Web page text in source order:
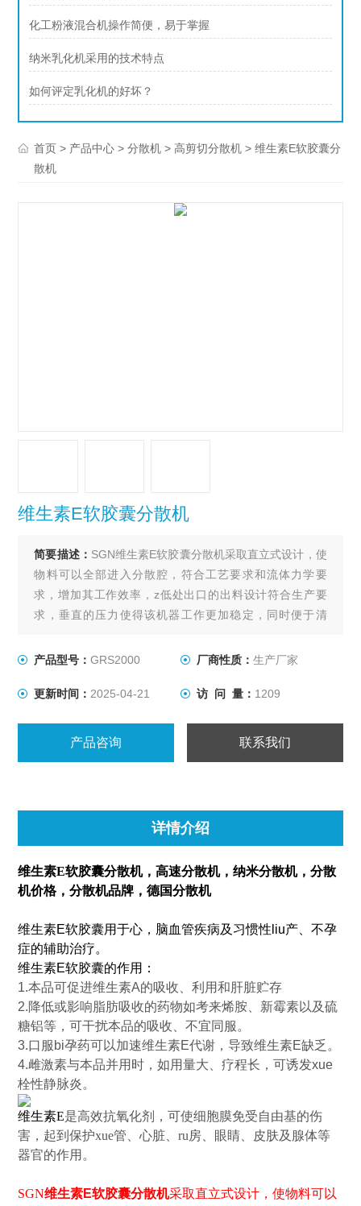
化工粉液混合机操作简便，易于掌握
纳米乳化机采用的技术特点
如何评定乳化机的好坏？
首页 > 产品中心 >分散机 >高剪切分散机 > 维生素E软胶囊分
散机
维生素E软胶囊分散机
简要描述： SGN维生素E软胶囊分散机采取直立式设计，使
物料可以全部进入分散腔，符合工艺要求和流体力学要
求，增加其工作效率，z低处出口的出料设计符合生产要
求，垂直的压力使得该机器工作更加稳定，同时便于清
产品型号：GRS2000 厂商性质： 生产厂家
更新时间： 2025-04-21 访 问 量： 1209
产品咨询 联系我们
详情介绍
维生素E软胶囊分散机，高速分散机，纳米分散机，分散
机价格，分散机品牌，德国分散机
维生素E软胶囊用于心，脑血管疾病及习惯性liu产、不孕
症的辅助治疗。
维生素E软胶囊的作用：
1.本品可促进维生素A的吸收、利用和肝脏贮存
2.降低或影响脂肪吸收的药物如考来烯胺、新霉素以及硫
糖铝等，可干扰本品的吸收、不宜同服。
3.口服bi孕药可以加速维生素E代谢，导致维生素E缺乏。
4.雌激素与本品并用时，如用量大、疗程长，可诱发xue
栓性静脉炎。
维生素E是高效抗氧化剂，可使细胞膜免受自由基的伤
害，起到保护xue管、心脏、ru房、眼睛、皮肤及腺体等
器官的作用。
SGN维生素E软胶囊分散机采取直立式设计，使物料可以